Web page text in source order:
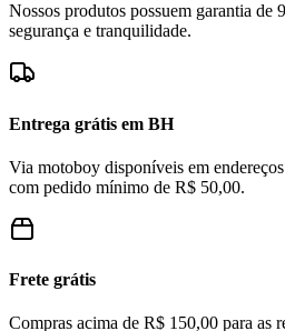
Nossos produtos possuem garantia de
segurança e tranquilidade.
Entrega grátis em BH
Via motoboy disponíveis em
com pedido mínimo de R$ 50,00.
Frete grátis
Compras acima de R$ 150,00 para as